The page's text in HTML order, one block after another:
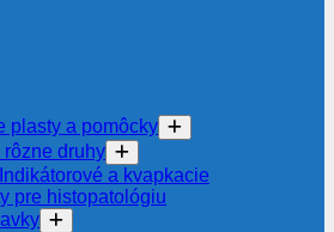
plasty a pomôcky
rôzne druhy
Indikátorové a kvapkacie
pre histopatológiu